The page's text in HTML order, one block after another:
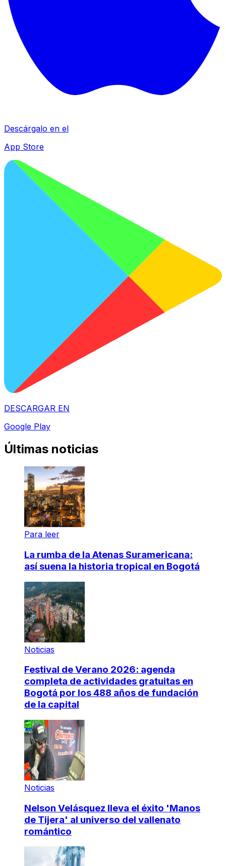
Descárgalo en el
App Store
DESCARGAR EN
Google Play
Últimas noticias
Para leer
La rumba de la Atenas Suramericana:
así suena la historia tropical en Bogotá
Noticias
Festival de Verano 2026: agenda
completa de actividades gratuitas en
Bogotá por los 488 años de fundación
de la capital
Noticias
Nelson Velásquez lleva el éxito 'Manos
de Tijera' al universo del vallenato
romántico